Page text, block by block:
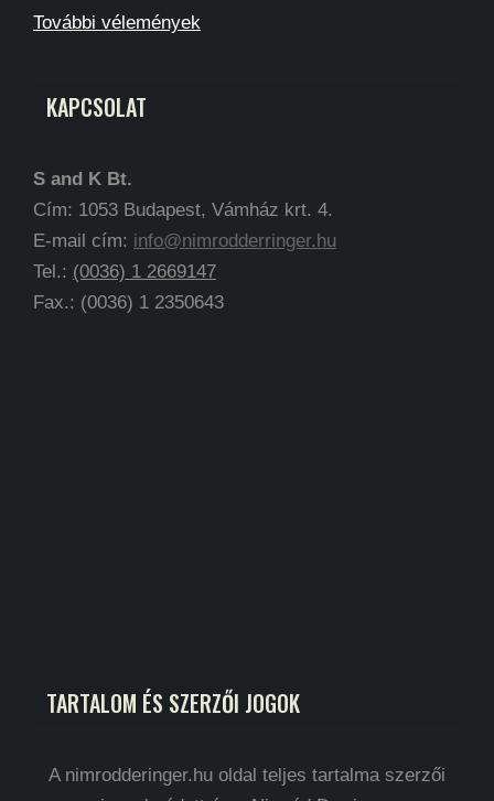
További vélemények
KAPCSOLAT
S and K Bt.
Cím: 1053 Budapest, Vámház krt. 4.
E-mail cím: info@nimrodderringer.hu
Tel.: (0036) 1 2669147
Fax.: (0036) 1 2350643
TARTALOM ÉS SZERZŐI JOGOK
A nimrodderinger.hu oldal teljes tartalma szerzői